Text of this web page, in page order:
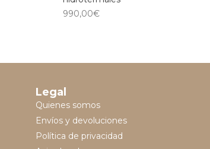
990,00€
Legal
Quienes somos
Envíos y devoluciones
Política de privacidad